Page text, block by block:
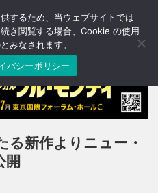
T
o
n
a
v
g
る新作よりニュー・
開
するため、当ウェブサイトでは
き閲覧する場合、Cookie の使用
みなされます。
バシーポリシー